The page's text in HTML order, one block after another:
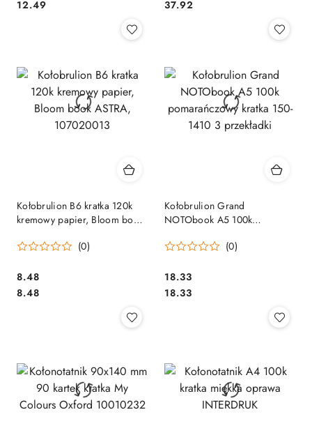
Cena:
12.49 Cena:
37.92
Kołobrulion B6 kratka 120k
kremowy papier, Bloom book
(0)
Cena:
8.48
Cena:
8.48
Kołobrulion Grand
NOTObook A5 100k
1410 3 przekładki
(0)
Cena:
18.33
Cena:
18.33